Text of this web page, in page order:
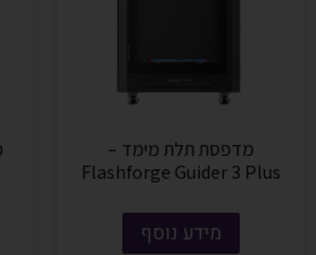
מדפסת תלת מימד –
Flashforge Guider 3 Plus
מידע נוסף